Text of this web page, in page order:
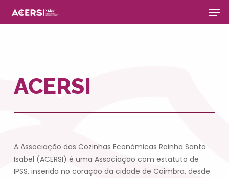
ACERSI
A Associação das Cozinhas Económicas Rainha Santa
Isabel (ACERSI) é uma Associação com estatuto de
IPSS, inserida no coração da cidade de Coimbra, desde